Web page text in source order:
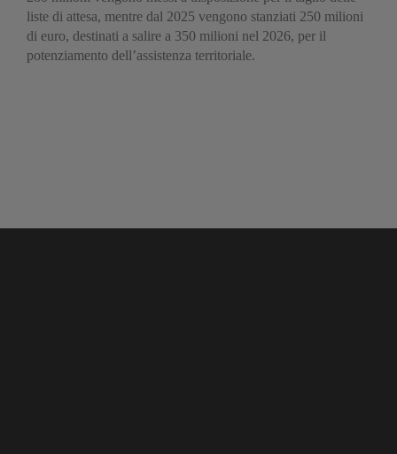
liste di attesa, mentre dal 2025 vengono stanziati 250 milioni
di euro, destinati a salire a 350 milioni nel 2026, per il
potenziamento dell’assistenza territoriale.